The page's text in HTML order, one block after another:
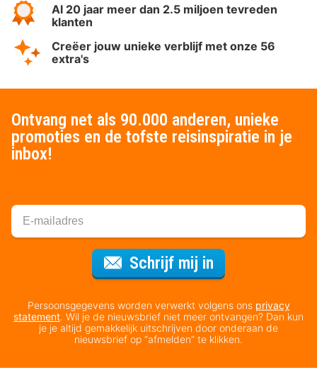
Al 20 jaar meer dan 2.5 miljoen tevreden
klanten
Creëer jouw unieke verblijf met onze 56
extra's
Ontvang net als 90.000 anderen, unieke
promoties en de tofste reisinspiratie in je
inbox!
Schrijf mij in
Persoonsgegevens worden verwerkt volgens ons privacy
statement. Wil je de nieuwsbrief niet meer ontvangen? Dan kun
je je altijd gemakkelijk uitschrijven door onderaan de
nieuwsbrief op “afmelden” te klikken.